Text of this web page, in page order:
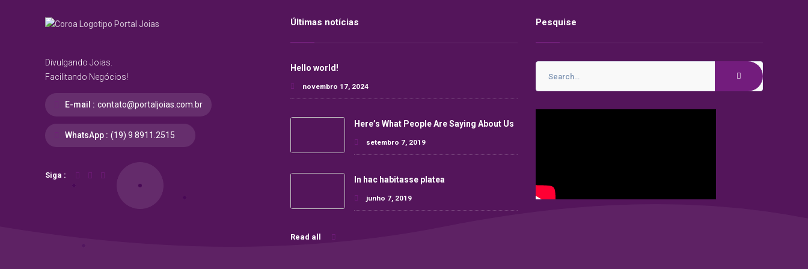
Divulgando Joias.
Facilitando Negócios!
E-mail : contato@portaljoias.com.br
WhatsApp : (19) 9 8911.2515
Siga :
Últimas notícias
Hello world!
novembro 17, 2024
Here’s What People Are Saying About Us
setembro 7, 2019
In hac habitasse platea
junho 7, 2019
Read all
Pesquise